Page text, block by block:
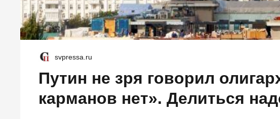
svpressa.ru
Путин не зря говорил
карманов нет». Делиться